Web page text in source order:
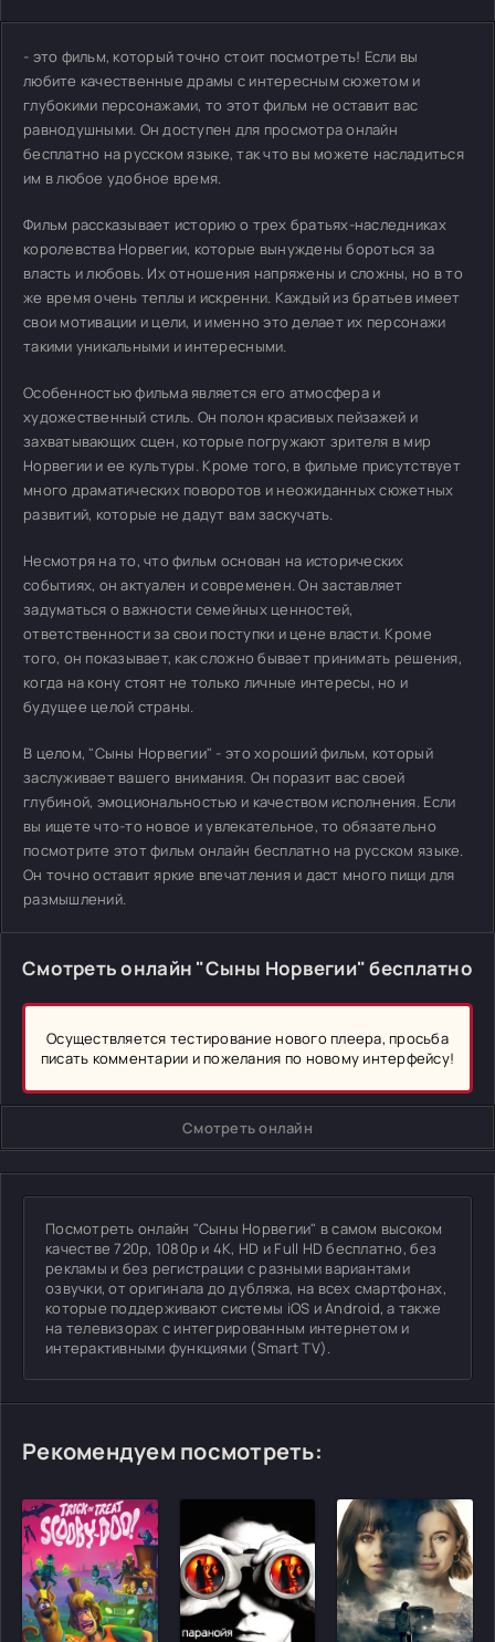
- это фильм, который точно стоит посмотреть! Если вы
любите качественные драмы с интересным сюжетом и
глубокими персонажами, то этот фильм не оставит вас
равнодушными. Он доступен для просмотра онлайн
бесплатно на русском языке, так что вы можете насладиться
им в любое удобное время.
Фильм рассказывает историю о трех братьях-наследниках
королевства Норвегии, которые вынуждены бороться за
власть и любовь. Их отношения напряжены и сложны, но в то
же время очень теплы и искренни. Каждый из братьев имеет
свои мотивации и цели, и именно это делает их персонажи
такими уникальными и интересными.
Особенностью фильма является его атмосфера и
художественный стиль. Он полон красивых пейзажей и
захватывающих сцен, которые погружают зрителя в мир
Норвегии и ее культуры. Кроме того, в фильме присутствует
много драматических поворотов и неожиданных сюжетных
развитий, которые не дадут вам заскучать.
Несмотря на то, что фильм основан на исторических
событиях, он актуален и современен. Он заставляет
задуматься о важности семейных ценностей,
ответственности за свои поступки и цене власти. Кроме
того, он показывает, как сложно бывает принимать решения,
когда на кону стоят не только личные интересы, но и
будущее целой страны.
В целом, "Сыны Норвегии" - это хороший фильм, который
заслуживает вашего внимания. Он поразит вас своей
глубиной, эмоциональностью и качеством исполнения. Если
вы ищете что-то новое и увлекательное, то обязательно
посмотрите этот фильм онлайн бесплатно на русском языке.
Он точно оставит яркие впечатления и даст много пищи для
размышлений.
Смотреть онлайн "Сыны Норвегии" бесплатно
Осуществляется тестирование нового плеера, просьба
писать комментарии и пожелания по новому интерфейсу!
Смотреть онлайн
Посмотреть онлайн "Сыны Норвегии" в самом высоком
качестве 720p, 1080p и 4K, HD и Full HD бесплатно, без
рекламы и без регистрации с разными вариантами
озвучки, от оригинала до дубляжа, на всех смартфонах,
которые поддерживают системы iOS и Android, а также
на телевизорах с интегрированным интернетом и
интерактивными функциями (Smart TV).
Рекомендуем посмотреть: